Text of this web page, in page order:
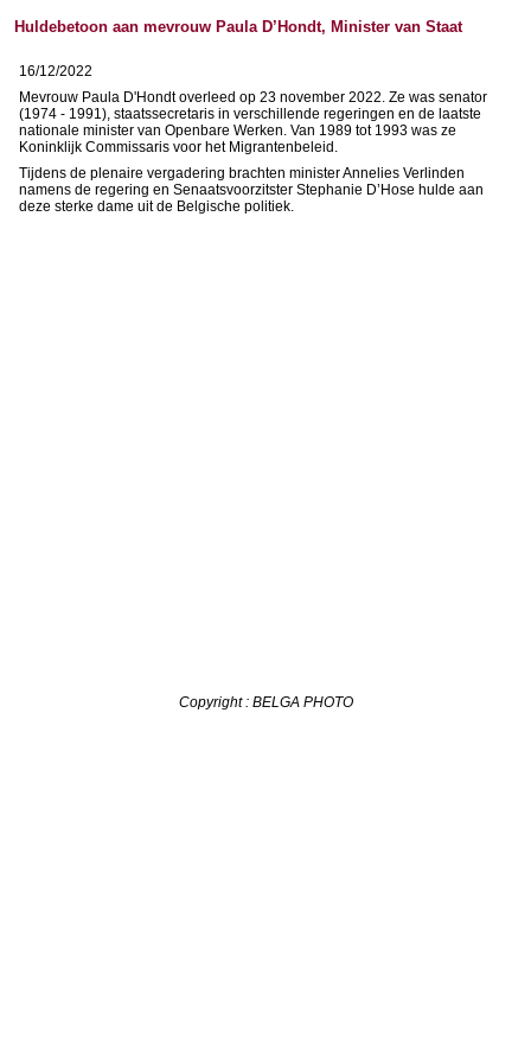
Huldebetoon aan mevrouw Paula D’Hondt, Minister van Staat
16/12/2022
Mevrouw Paula D'Hondt overleed op 23 november 2022. Ze was senator
(1974 - 1991), staatssecretaris in verschillende regeringen en de laatste
nationale minister van Openbare Werken. Van 1989 tot 1993 was ze
Koninklijk Commissaris voor het Migrantenbeleid.
Tijdens de plenaire vergadering brachten minister Annelies Verlinden
namens de regering en Senaatsvoorzitster Stephanie D’Hose hulde aan
deze sterke dame uit de Belgische politiek.
Copyright : BELGA PHOTO